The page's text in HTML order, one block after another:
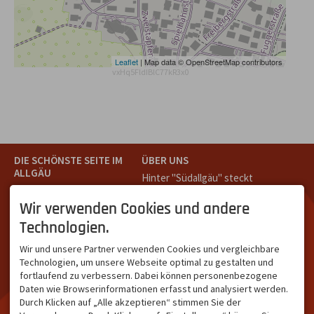
Leaflet | Map data © OpenStreetMap contributors
vxHq5FldIBlC77kR3x0
DIE SCHÖNSTE SEITE IM
ALLGÄU
Teil des Oberallgäus. Es
verbindet die Tourismus-
Destinationen Oberstdorf,
Kleinwalsertal und beliebte
Urlaubsziele wie die
Hörnerdörfer, Alpsee-
Grünten, Oberstaufen oder
Wertach im Allgäu.
ÜBER UNS
Hinter "Südallgäu" steckt
Oberstdorf.
Unser Ziel ist ein attraktives
Leistungsträger im
südlichen Oberallgäu eine
starke Plattform bietet.
Wir verwenden Cookies und andere
Technologien.
Wir und unsere Partner verwenden Cookies und vergleichbare
Technologien, um unsere Webseite optimal zu gestalten und
fortlaufend zu verbessern. Dabei können personenbezogene
Daten wie Browserinformationen erfasst und analysiert werden.
Durch Klicken auf „Alle akzeptieren“ stimmen Sie der